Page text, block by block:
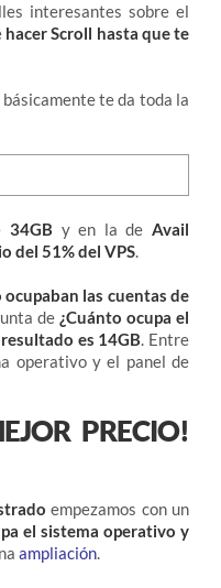
interesantes sobre el
hacer Scroll hasta que te
te da toda la
34GB y en la de Avail
del 51% del VPS.
ocupaban las cuentas de
de ¿Cuánto ocupa el
es 14GB. Entre
operativo y el panel de
PRECIO!
empezamos con un
el sistema operativo y
ampliación.